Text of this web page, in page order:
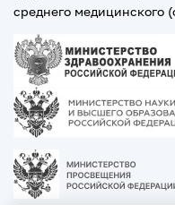
среднего медицинского